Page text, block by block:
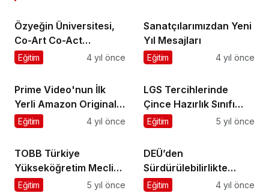
Özyeğin Üniversitesi,
Co-Art Co-Act
Projesiyle Küresel
Çağrısında Bulunuyor
Eğitim 4 yıl önce
Sanatçılarımızdan Yeni
Yıl Mesajları
Eğitim 4 yıl önce
Prime Video'nun İlk
Yerli Amazon Original
Filmi Rüyanda
Gösterimi Murat Boz ve
Burcu Özberk
Eğitim 4 yıl önce
LGS Tercihlerinde
Çince Hazırlık Sınıfı
Programı Dikkat
Eğitim 5 yıl önce
TOBB Türkiye
Yükseköğretim Meclis
Başkanlığı’ndan YÖK’e
Eğitim 5 yıl önce
DEÜ’den
Sürdürülebilirlikte
Küresel Tırmanış
Eğitim 4 yıl önce